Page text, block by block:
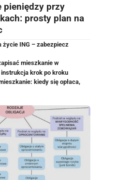
pieniędzy przy
prosty plan na
życie ING – zabezpiecz
mieszkanie w
krok po kroku
kiedy się opłaca,